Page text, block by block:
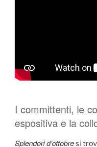
I committenti, le
espositiva e la
Splendori d’ottobresi